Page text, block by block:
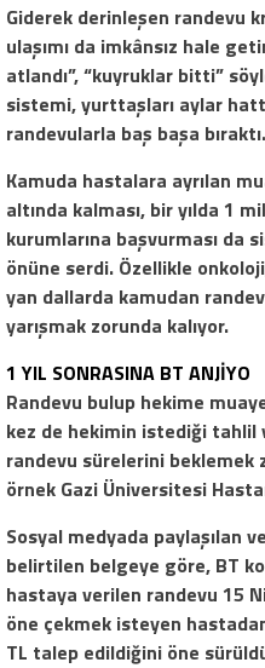
Giderek derinleşen randevu
ulaşımı da imkânsız hale
atlandı”, “kuyruklar bitti”
sistemi, yurttaşları aylar
randevularla baş başa bıraktı.
Kamuda hastalara ayrılan
altında kalması, bir yılda 1
kurumlarına başvurması da
önüne serdi. Özellikle
yan dallarda kamudan
yarışmak zorunda kalıyor.
1 YIL SONRASINA BT ANJİYO
Randevu bulup hekime
kez de hekimin istediği
randevu sürelerini beklemek
örnek Gazi Üniversitesi
Sosyal medyada paylaşılan
belirtilen belgeye göre, BT
hastaya verilen randevu 15
öne çekmek isteyen
TL talep edildiğini öne